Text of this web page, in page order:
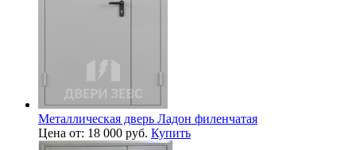
Металлическая дверь Ладон филенчатая
Цена от: 18 000 руб. Купить